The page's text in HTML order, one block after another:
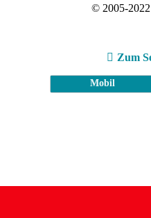
© 2005-
Zum
Mobil